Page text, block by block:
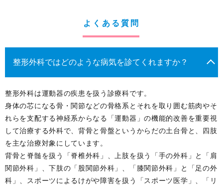
よくある質問
整形外科ではどのような病気を診てくれますか？
整形外科は運動器の疾患を扱う診療科です。
身体の芯になる骨・関節などの骨格系とそれを取り囲む筋肉やそ
れらを支配する神経系からなる「運動器」の機能的改善を重要視
して治療する外科で、背骨と骨盤というからだの土台骨と、四肢
を主な治療対象にしています。
背骨と脊髄を扱う「脊椎外科」、上肢を扱う「手の外科」と「肩
関節外科」、下肢の「股関節外科」、「膝関節外科」と「足の外
科」、スポーツによるけがや障害を扱う「スポーツ医学」、「リ